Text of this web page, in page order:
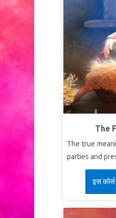
The
The true
parties and
इस